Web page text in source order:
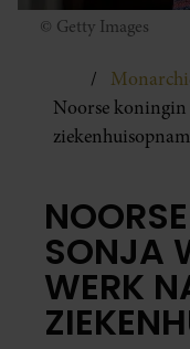
© Getty Images
Noorse koningin
SONJA
WERK